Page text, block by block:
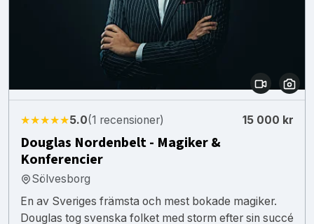
★★★★★5.0(1 recensioner) 15 000 kr
Douglas Nordenbelt - Magiker &
Konferencier
Sölvesborg
En av Sveriges främsta och mest bokade magiker.
Douglas tog svenska folket med storm efter sin succé